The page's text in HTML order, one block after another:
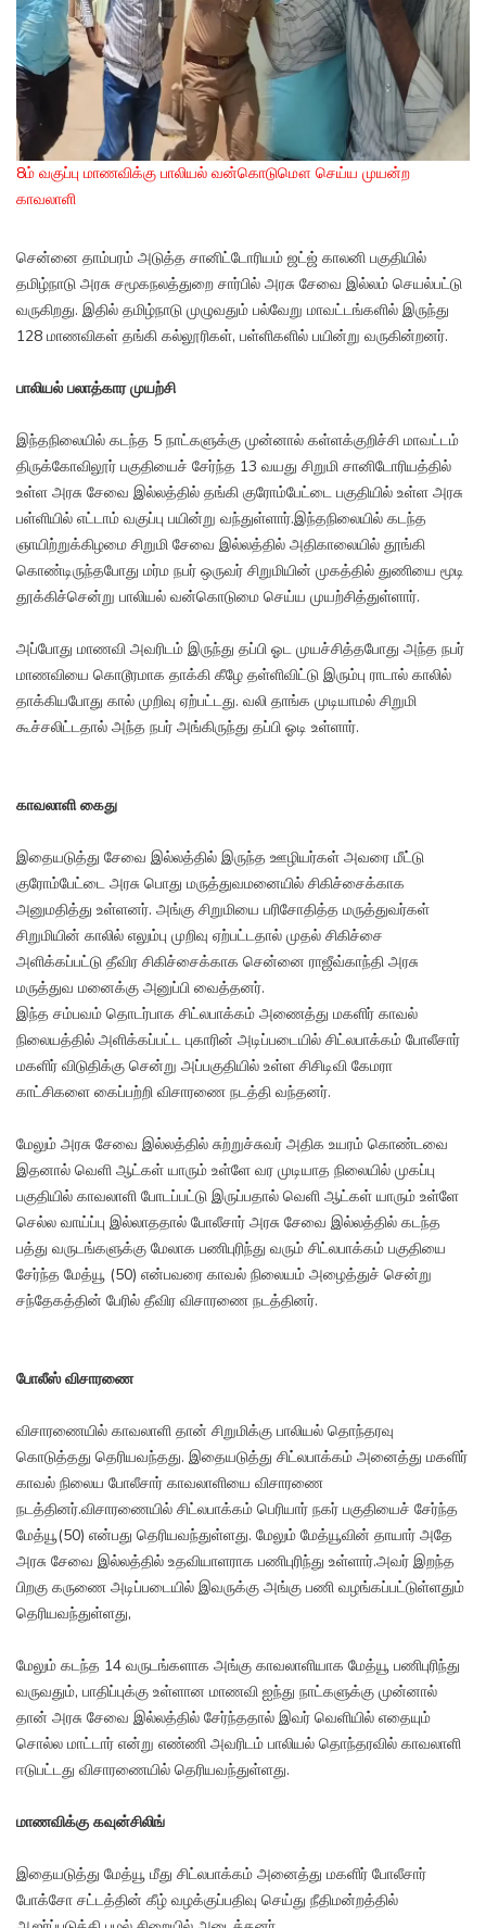
8ம் வகுப்பு மாணவிக்கு பாலியல் வன்கொடுமௌ செய்ய முயன்ற
காவலாளி
சென்னை தாம்பரம் அடுத்த சானிட்டோரியம் ஜட்ஜ் காலனி பகுதியில்
தமிழ்நாடு அரசு சமூகநலத்துறை சார்பில் அரசு சேவை இல்லம் செயல்பட்டு
வருகிறது. இதில் தமிழ்நாடு முழுவதும் பல்வேறு மாவட்டங்களில் இருந்து
128 மாணவிகள் தங்கி கல்லூரிகள், பள்ளிகளில் பயின்று வருகின்றனர்.
பாலியல் பலாத்கார முயற்சி
இந்தநிலையில் கடந்த 5 நாட்களுக்கு முன்னால் கள்ளக்குறிச்சி மாவட்டம்
திருக்கோவிலூர் பகுதியைச் சேர்ந்த 13 வயது சிறுமி சானிடோரியத்தில்
உள்ள அரசு சேவை இல்லத்தில் தங்கி குரோம்பேட்டை பகுதியில் உள்ள அரசு
பள்ளியில் எட்டாம் வகுப்பு பயின்று வந்துள்ளார்.இந்தநிலையில் கடந்த
ஞாயிற்றுக்கிழமை சிறுமி சேவை இல்லத்தில் அதிகாலையில் தூங்கி
கொண்டிருந்தபோது மர்ம நபர் ஒருவர் சிறுமியின் முகத்தில் துணியை மூடி
தூக்கிச்சென்று பாலியல் வன்கொடுமை செய்ய முயற்சித்துள்ளார்.
அப்போது மாணவி அவரிடம் இருந்து தப்பி ஓட முயச்சித்தபோது அந்த நபர்
மாணவியை கொடூரமாக தாக்கி கீழே தள்ளிவிட்டு இரும்பு ராடால் காலில்
தாக்கியபோது கால் முறிவு ஏற்பட்டது. வலி தாங்க முடியாமல் சிறுமி
கூச்சலிட்டதால் அந்த நபர் அங்கிருந்து தப்பி ஓடி உள்ளார்.
காவலாளி கைது
இதையடுத்து சேவை இல்லத்தில் இருந்த ஊழியர்கள் அவரை மீட்டு
குரோம்பேட்டை அரசு பொது மருத்துவமனையில் சிகிச்சைக்காக
அனுமதித்து உள்ளனர். அங்கு சிறுமியை பரிசோதித்த மருத்துவர்கள்
சிறுமியின் காலில் எலும்பு முறிவு ஏற்பட்டதால் முதல் சிகிச்சை
அளிக்கப்பட்டு தீவிர சிகிச்சைக்காக சென்னை ராஜீவ்காந்தி அரசு
மருத்துவ மனைக்கு அனுப்பி வைத்தனர்.
இந்த சம்பவம் தொடர்பாக சிட்லபாக்கம் அணைத்து மகளிர் காவல்
நிலையத்தில் அளிக்கப்பட்ட புகாரின் அடிப்படையில் சிட்லபாக்கம் போலீசார்
மகளிர் விடுதிக்கு சென்று அப்பகுதியில் உள்ள சிசிடிவி கேமரா
காட்சிகளை கைப்பற்றி விசாரணை நடத்தி வந்தனர்.
மேலும் அரசு சேவை இல்லத்தில் சுற்றுச்சுவர் அதிக உயரம் கொண்டவை
இதனால் வெளி ஆட்கள் யாரும் உள்ளே வர முடியாத நிலையில் முகப்பு
பகுதியில் காவலாளி போடப்பட்டு இருப்பதால் வெளி ஆட்கள் யாரும் உள்ளே
செல்ல வாய்ப்பு இல்லாததால் போலீசார் அரசு சேவை இல்லத்தில் கடந்த
பத்து வருடங்களுக்கு மேலாக பணிபுரிந்து வரும் சிட்லபாக்கம் பகுதியை
சேர்ந்த மேத்யூ (50) என்பவரை காவல் நிலையம் அழைத்துச் சென்று
சந்தேகத்தின் பேரில் தீவிர விசாரணை நடத்தினர்.
போலீஸ் விசாரணை
விசாரணையில் காவலாளி தான் சிறுமிக்கு பாலியல் தொந்தரவு
கொடுத்தது தெரியவந்தது. இதையடுத்து சிட்லபாக்கம் அனைத்து மகளிர்
காவல் நிலைய போலீசார் காவலாளியை விசாரணை
நடத்தினர்.விசாரணையில் சிட்லபாக்கம் பெரியார் நகர் பகுதியைச் சேர்ந்த
மேத்யூ(50) என்பது தெரியவந்துள்ளது. மேலும் மேத்யூவின் தாயார் அதே
அரசு சேவை இல்லத்தில் உதவியாளராக பணிபுரிந்து உள்ளார்.அவர் இறந்த
பிறகு கருணை அடிப்படையில் இவருக்கு அங்கு பணி வழங்கப்பட்டுள்ளதும்
தெரியவந்துள்ளது,
மேலும் கடந்த 14 வருடங்களாக அங்கு காவலாளியாக மேத்யூ பணிபுரிந்து
வருவதும், பாதிப்புக்கு உள்ளான மாணவி ஐந்து நாட்களுக்கு முன்னால்
தான் அரசு சேவை இல்லத்தில் சேர்ந்ததால் இவர் வெளியில் எதையும்
சொல்ல மாட்டார் என்று எண்ணி அவரிடம் பாலியல் தொந்தரவில் காவலாளி
ஈடுபட்டது விசாரணையில் தெரியவந்துள்ளது.
மாணவிக்கு கவுன்சிலிங்
இதையடுத்து மேத்யூ மீது சிட்லபாக்கம் அனைத்து மகளிர் போலீசார்
போக்சோ சட்டத்தின் கீழ் வழக்குப்பதிவு செய்து நீதிமன்றத்தில்